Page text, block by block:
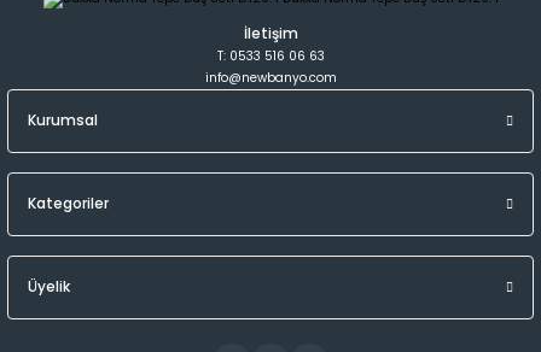
İletişim
T: 0533 516 06 63
info@newbanyo.com
Kurumsal
Kategoriler
Üyelik